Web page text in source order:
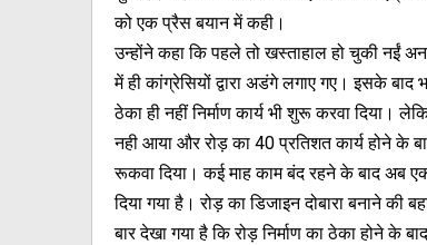
को एक प्रैस बयान में कही।
उन्होंने कहा कि पहले तो खस्ताहाल हो चुकी नईं
में ही कांग्रेसियों द्वारा अडंगे लगाए गए। इसके बाद
ठेका ही नहीं निर्माण कार्य भी शुरू करवा दिया।
नही आया और रोड़ का 40 प्रतिशत कार्य होने के
रूकवा दिया। कई माह काम बंद रहने के बाद अब
दिया गया है। रोड़ का डिजाइन दोबारा बनाने की
बार देखा गया है कि रोड़ निर्माण का ठेका होने के